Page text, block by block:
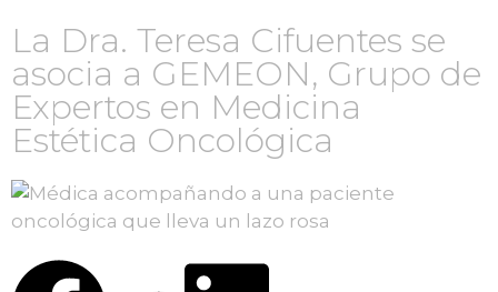
La Dra. Teresa Cifuentes se
asocia a GEMEON, Grupo de
Expertos en Medicina
Estética Oncológica